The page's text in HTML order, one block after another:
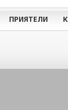
ПРИЯТЕЛИ